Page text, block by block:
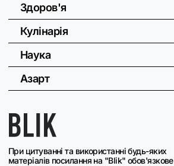
При цитуванні та використанні будь-яких
матеріалів посилання на "Blik" обов'язкове
Здоров'я
Кулінарія
Наука
Азарт